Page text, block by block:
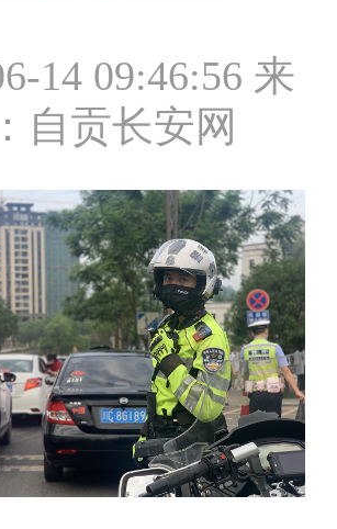
14 09:46:56 来
自贡长安网